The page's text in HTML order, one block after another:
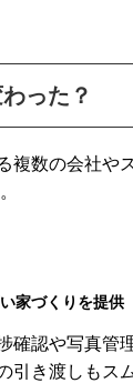
った？
複数の会社や
家づくりを提供
確認や写真管
引き渡しもス